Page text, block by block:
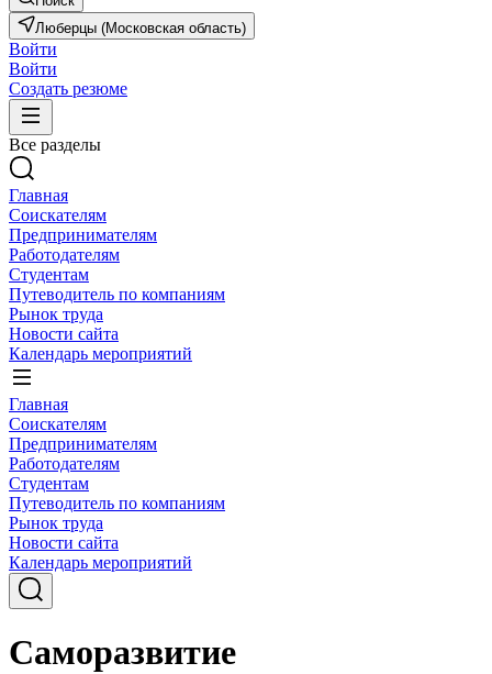
Люберцы (Московская область)
Войти
Войти
Создать резюме
Все разделы
Главная
Соискателям
Предпринимателям
Работодателям
Студентам
Путеводитель по компаниям
Рынок труда
Новости сайта
Календарь мероприятий
Главная
Соискателям
Предпринимателям
Работодателям
Студентам
Путеводитель по компаниям
Рынок труда
Новости сайта
Календарь мероприятий
Саморазвитие